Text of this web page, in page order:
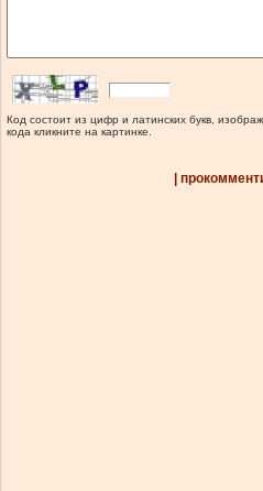
Код состоит из цифр и латинских букв,
кода кликните на картинке.
|